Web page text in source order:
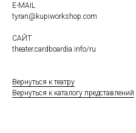
E-MAIL
tyran@kupiworkshop.com
САЙТ
theater.cardboardia.info/ru
Вернуться к театру
Вернуться к каталогу представлений